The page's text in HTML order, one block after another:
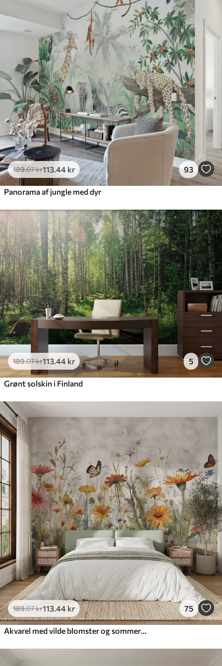
Premium
.33269.00kr/m²
Premium vinyl
516.67310.00 kr/m²
Peel and Stick
666.67400.00kr/m²
189.07kr113 .44 kr 93
Panorama af jungle med dyr
189.07kr113 .44 kr 5
Grønt solskin i Finland
189.07kr113 .44 kr 75